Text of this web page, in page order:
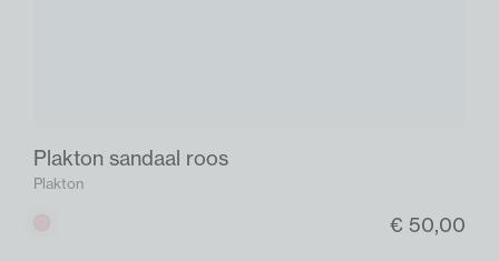
Plakton sandaal roos
Plakton
€ 50,00